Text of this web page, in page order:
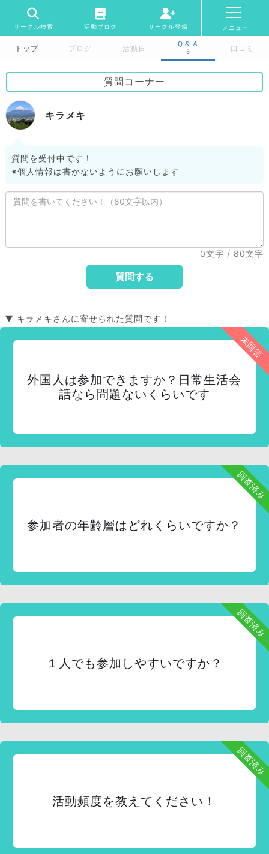
サークル検索 活動ブログ サークル登録 メニュー
トップ ブログ 活動日
Ｑ＆Ａ
5 口コミ
質問コーナー
キラメキ
質問を受付中です！
※個人情報は書かないようにお願いします
0文字 / 80文字
▼ キラメキさんに寄せられた質問です！
未回答
外国人は参加できますか？日常生活会
話なら問題ないくらいです
回答済み
参加者の年齢層はどれくらいですか？
回答済み
１人でも参加しやすいですか？
回答済み
活動頻度を教えてください！